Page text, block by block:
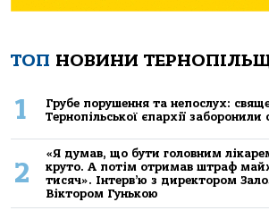
ТОП НОВИНИ
1
Грубе порушення та непослух:
Тернопільської єпархії заборонили
2
«Я думав, що бути головним
круто. А потім отримав штраф
тисяч». Інтерв’ю з директором
Віктором Гунькою